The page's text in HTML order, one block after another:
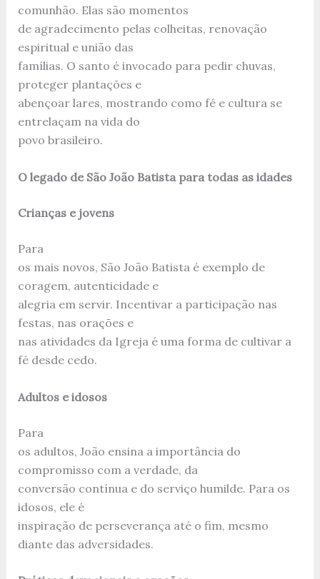
comunhão. Elas são momentos
de agradecimento pelas colheitas, renovação
espiritual e união das
famílias. O santo é invocado para pedir chuvas,
proteger plantações e
abençoar lares, mostrando como fé e cultura se
entrelaçam na vida do
povo brasileiro.
O legado de São João Batista para todas as idades
Crianças e jovens
Para
os mais novos, São João Batista é exemplo de
coragem, autenticidade e
alegria em servir. Incentivar a participação nas
festas, nas orações e
nas atividades da Igreja é uma forma de cultivar a
fé desde cedo.
Adultos e idosos
Para
os adultos, João ensina a importância do
compromisso com a verdade, da
conversão contínua e do serviço humilde. Para os
idosos, ele é
inspiração de perseverança até o fim, mesmo
diante das adversidades.